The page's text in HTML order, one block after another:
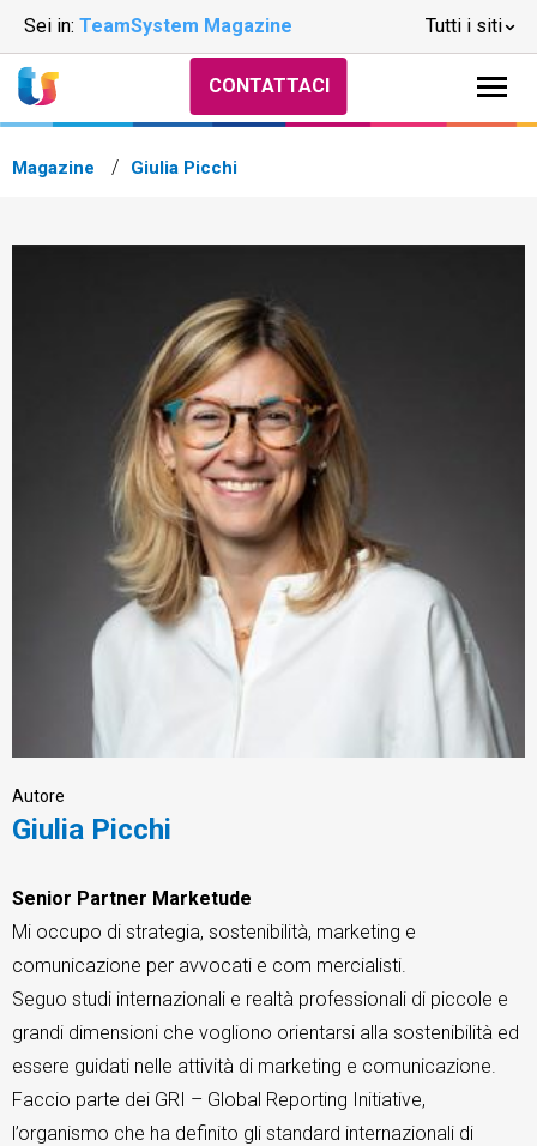
Sei in: TeamSystem Magazine Tutti i siti
Ecommerce
Email Marketing
Fatturazione
HR
TeamSystem Corporate
TeamSystem Store
CONTATTACI
Magazine Giulia Picchi
Autore
Giulia Picchi
Senior Partner Marketude
Mi occupo di strategia, sostenibilità, marketing e
comunicazione per avvocati e com mercialisti.
Seguo studi internazionali e realtà professionali di piccole e
grandi dimensioni che vogliono orientarsi alla sostenibilità ed
essere guidati nelle attività di marketing e comunicazione.
Faccio parte dei GRI – Global Reporting Initiative,
l’organismo che ha definito gli standard internazionali di